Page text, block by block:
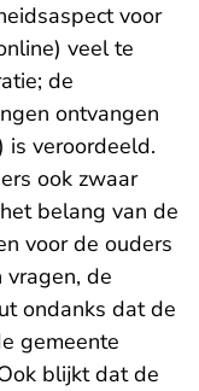
voor
veel te
de
ontvangen
is veroordeeld.
ook zwaar
belang van de
voor de ouders
de
ondanks dat de
gemeente
blijkt dat de